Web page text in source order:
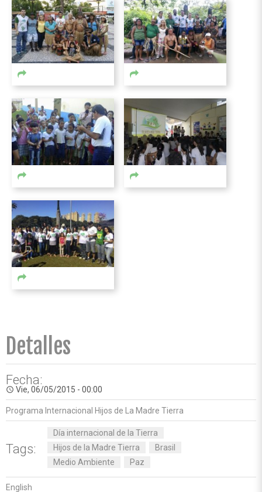
Detalles
Fecha:
access_time Vie, 06/05/2015 - 00:00
Programa Internacional Hijos de La Madre Tierra
Tags:
Día internacional de la Tierra
Hijos de la Madre Tierra
Brasil
Medio Ambiente
Paz
English